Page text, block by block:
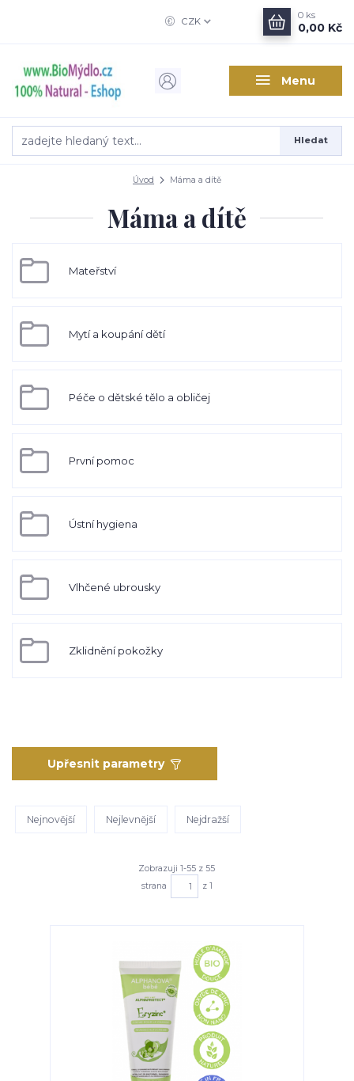
Menu
CZK
Hledat
0 ks
0,00 Kč
Úvod Máma a dítě
Máma a dítě
Mateřství
Mytí a koupání dětí
Péče o dětské tělo a obličej
První pomoc
Ústní hygiena
Vlhčené ubrousky
Zklidnění pokožky
Upřesnit parametry
Nejnovější Nejlevnější Nejdražší
Zobrazuji 1-55 z 55
strana
z 1